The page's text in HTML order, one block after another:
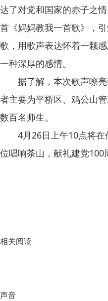
达了对党和国家的赤子之
首《妈妈教我一首歌》，
歌，用歌声表达怀着一颗
一种深厚的感情。
据了解，本次歌声嘹亮
者主要为平桥区、鸡公山
数百名师生。
4月26日上午10点将在
位唱响茶山，献礼建党100
相关阅读
声音